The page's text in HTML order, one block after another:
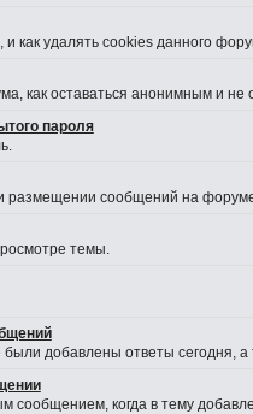
как удалять cookies данного
как оставаться анонимным и
пароля
размещении сообщений на
темы.
были добавлены ответы сегодня,
сообщением, когда в тему